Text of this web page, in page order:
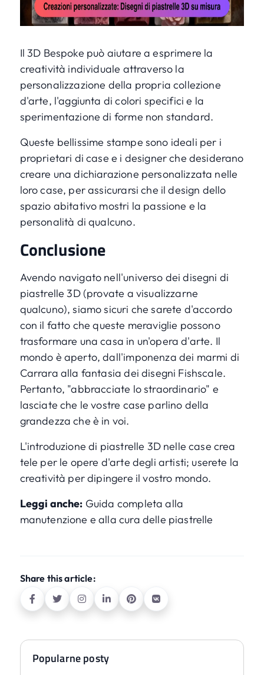
Popularne posty
Il 3D Bespoke può aiutare a esprimere la
creatività individuale attraverso la
personalizzazione della propria collezione
d'arte, l'aggiunta di colori specifici e la
sperimentazione di forme non standard.
Queste bellissime stampe sono ideali per i
proprietari di case e i designer che desiderano
creare una dichiarazione personalizzata nelle
loro case, per assicurarsi che il design dello
spazio abitativo mostri la passione e la
personalità di qualcuno.
Conclusione
Avendo navigato nell'universo dei disegni di
piastrelle 3D (provate a visualizzarne
qualcuno), siamo sicuri che sarete d'accordo
con il fatto che queste meraviglie possono
trasformare una casa in un'opera d'arte. Il
mondo è aperto, dall'imponenza dei marmi di
Carrara alla fantasia dei disegni Fishscale.
Pertanto, "abbracciate lo straordinario" e
lasciate che le vostre case parlino della
grandezza che è in voi.
L'introduzione di piastrelle 3D nelle case crea
tele per le opere d'arte degli artisti; userete la
creatività per dipingere il vostro mondo.
Leggi anche: Guida completa alla
manutenzione e alla cura delle piastrelle
Share this article: